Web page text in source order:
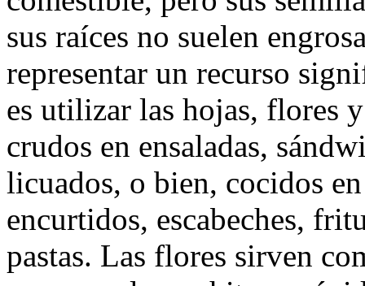
sus raíces no suelen
representar un recurso
es utilizar las hojas, flores
crudos en ensaladas,
licuados, o bien, cocidos
encurtidos, escabeches,
pastas. Las flores sirven